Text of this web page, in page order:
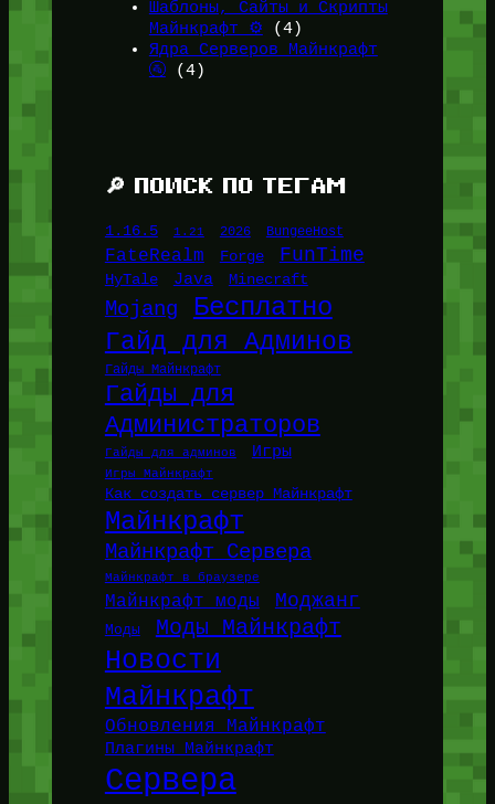
Шаблоны, Сайты и Скрипты
Майнкрафт ⚙️ (4)
Ядра Серверов Майнкрафт
🚰(4)
🔎 ПОИСК ПО ТЕГАМ
1.16.5 1.21 2026 BungeeHost
FateRealm Forge FunTime
HyTale Java Minecraft
Mojang Бесплатно
Гайд для Админов
Гайды Майнкрафт
Гайды для
Администраторов
Гайды для админов Игры
Игры Майнкрафт
Как создать сервер Майнкрафт
Майнкрафт
Майнкрафт Сервера
Майнкрафт в браузере
Майнкрафт моды Моджанг
Моды Моды Майнкрафт
Новости
Майнкрафт
Обновления Майнкрафт
Плагины Майнкрафт
Сервера